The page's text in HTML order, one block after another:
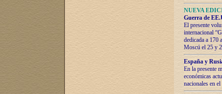
NUEVA
Guerra de
El presente
internacional
dedicada a 170
Moscú el 25 y
España y
En la presente
económicas
nacionales en